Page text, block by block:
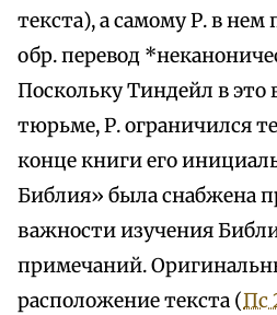
текста), а самому Р. в нем
обр. перевод
Поскольку Тиндейл в это
тюрьме, Р. ограничился
конце книги его
Библия» была снабжена
важности изучения
примечаний.
расположение текста (Пс